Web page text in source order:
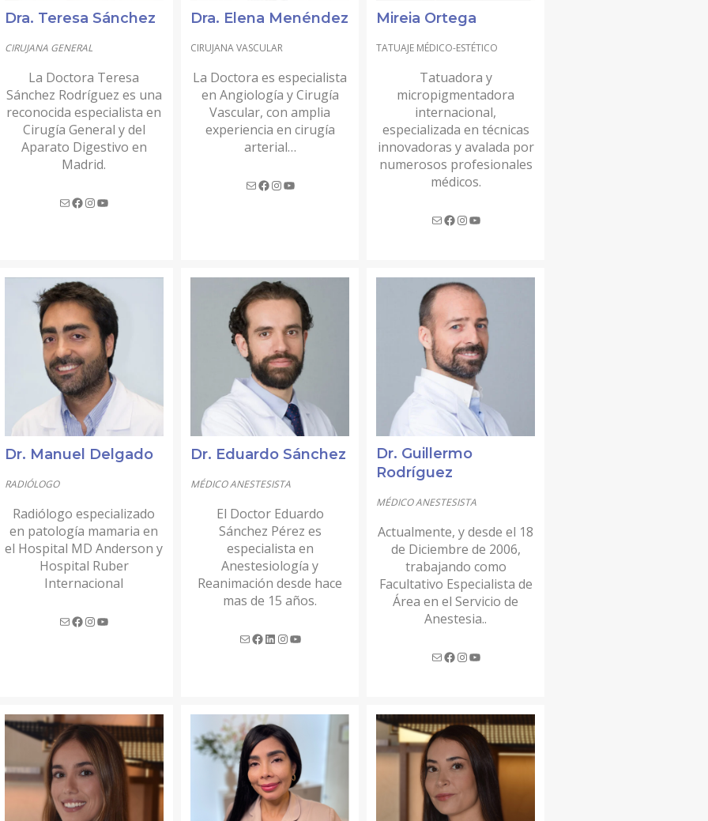
CON LÁSER.
Dra. Teresa Sánchez
CIRUJANA GENERAL
La Doctora Teresa
Sánchez Rodríguez es una
reconocida especialista en
Cirugía General y del
Aparato Digestivo en
Madrid.
Dra. Elena Menéndez
CIRUJANA VASCULAR
La Doctora es especialista
en Angiología y Cirugía
Vascular, con amplia
experiencia en cirugía
arterial…
Mireia Ortega
TATUAJE MÉDICO-ESTÉTICO
Tatuadora y
micropigmentadora
internacional,
especializada en técnicas
innovadoras y avalada por
numerosos profesionales
médicos.
Dr. Manuel Delgado
RADIÓLOGO
Radiólogo especializado
en patología mamaria en
el Hospital MD Anderson y
Hospital Ruber
Internacional
Dr. Eduardo Sánchez
MÉDICO ANESTESISTA
El Doctor Eduardo
Sánchez Pérez es
especialista en
Anestesiología y
Reanimación desde hace
mas de 15 años.
Dr. Guillermo
Rodríguez
MÉDICO ANESTESISTA
Actualmente, y desde el 18
de Diciembre de 2006,
trabajando como
Facultativo Especialista de
Área en el Servicio de
Anestesia..